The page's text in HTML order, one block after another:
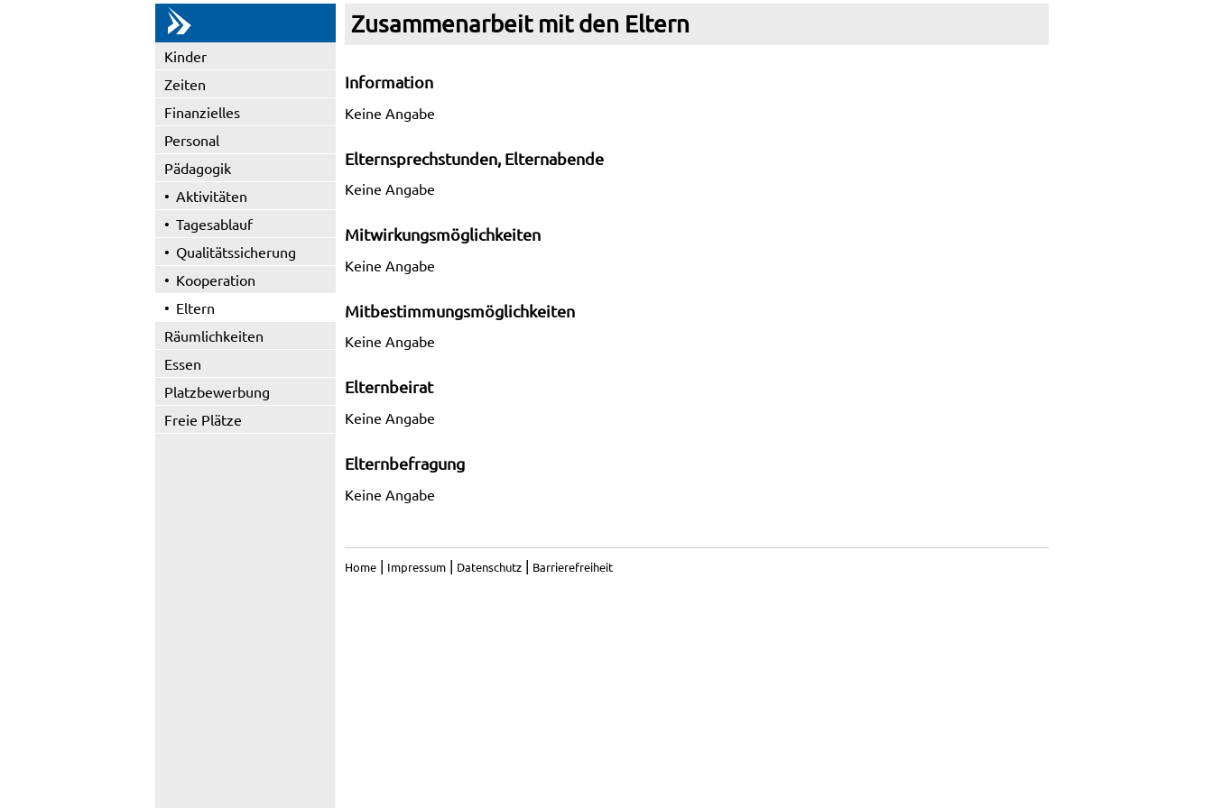
Kinder
Zeiten
Finanzielles
Personal
Pädagogik
Aktivitäten
Tagesablauf
Qualitätssicherung
Kooperation
Eltern
Räumlichkeiten
Essen
Platzbewerbung
Freie Plätze
Zusammenarbeit mit den Eltern
Information
Keine Angabe
Elternsprechstunden, Elternabende
Keine Angabe
Mitwirkungsmöglichkeiten
Keine Angabe
Mitbestimmungsmöglichkeiten
Keine Angabe
Elternbeirat
Keine Angabe
Elternbefragung
Keine Angabe
Home | Impressum | Datenschutz | Barrierefreiheit